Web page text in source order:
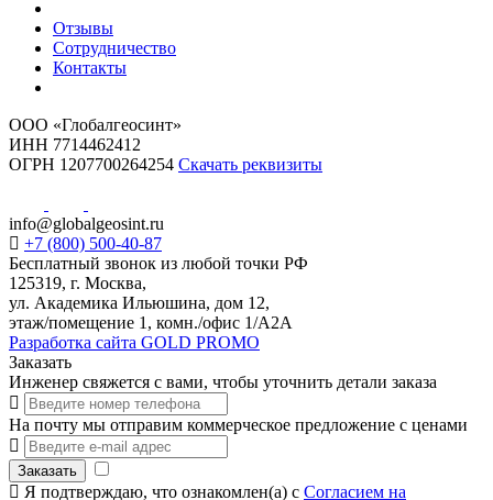
Отзывы
Сотрудничество
Контакты
ООО «Глобалгеосинт»
ИНН 7714462412
ОГРН 1207700264254 Скачать реквизиты
info@globalgeosint.ru
+7 (800) 500-40-87
Бесплатный звонок из любой точки РФ
125319, г. Москва,
ул. Академика Ильюшина, дом 12,
этаж/помещение 1, комн./офис 1/А2А
Разработка сайта GOLD PROMO
Заказать
Инженер свяжется с вами, чтобы уточнить детали заказа
На почту мы отправим коммерческое предложение с ценами
Заказать
Я подтверждаю, что ознакомлен(а) с Согласием на